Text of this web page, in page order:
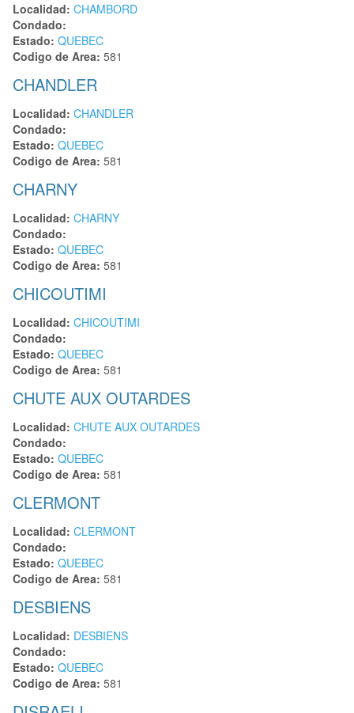
Localidad: CHAMBORD
Condado:
Estado: QUEBEC
Codigo de Area: 581
CHANDLER
Localidad: CHANDLER
Condado:
Estado: QUEBEC
Codigo de Area: 581
CHARNY
Localidad: CHARNY
Condado:
Estado: QUEBEC
Codigo de Area: 581
CHICOUTIMI
Localidad: CHICOUTIMI
Condado:
Estado: QUEBEC
Codigo de Area: 581
CHUTE AUX OUTARDES
Localidad: CHUTE AUX OUTARDES
Condado:
Estado: QUEBEC
Codigo de Area: 581
CLERMONT
Localidad: CLERMONT
Condado:
Estado: QUEBEC
Codigo de Area: 581
DESBIENS
Localidad: DESBIENS
Condado:
Estado: QUEBEC
Codigo de Area: 581